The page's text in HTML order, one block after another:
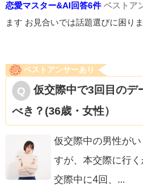
恋愛マスター&AI回答6件 ベストア
ます お見合いでは話題選びに困り
ベストアンサーあり
仮交際中で3回目のデ
べき？(36歳・女性）
仮交際中の男性が
すが、本交際に行
交際中に4回、 ...